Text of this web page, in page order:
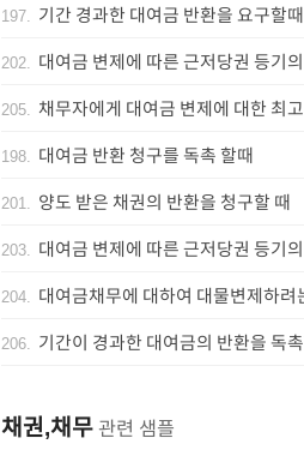
197. 기간 경과한 대여금 반환을 요구할때
202. 대여금 변제에 따른 근저당권 등기
205. 채무자에게 대여금 변제에 대한 최
198. 대여금 반환 청구를 독촉 할때
201. 양도 받은 채권의 반환을 청구할 때
203. 대여금 변제에 따른 근저당권 등기
204. 대여금채무에 대하여 대물변제하려
206. 기간이 경과한 대여금의 반환을 독
채권,채무 관련 샘플